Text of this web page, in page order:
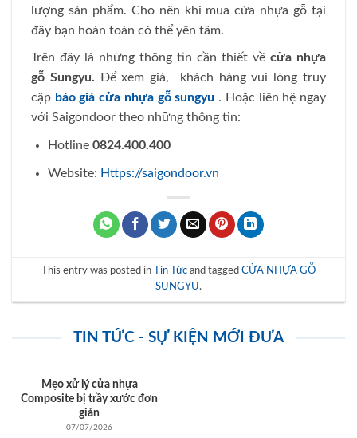
lượng sản phẩm. Cho nên khi mua cửa nhựa gỗ tại
đây bạn hoàn toàn có thể yên tâm.
Trên đây là những thông tin cần thiết về cửa nhựa
gỗ Sungyu. Để xem giá, khách hàng vui lòng truy
cập báo giá cửa nhựa gỗ sungyu . Hoặc liên hệ ngay
với Saigondoor theo những thông tin:
Hotline 0824.400.400
Website: Https://saigondoor.vn
This entry was posted in Tin Tức and tagged CỬA NHỰA GỖ
SUNGYU.
TIN TỨC - SỰ KIỆN MỚI ĐƯA
Mẹo xử lý cửa nhựa
Composite bị trầy xước đơn
giản
07/07/2026